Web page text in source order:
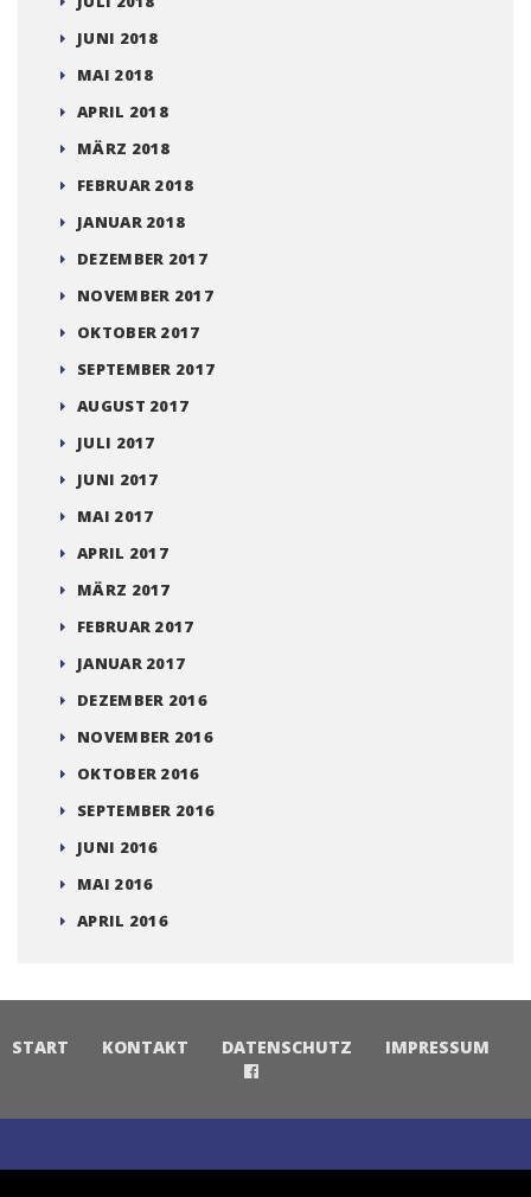
JUNI 2018
MAI 2018
APRIL 2018
MÄRZ 2018
FEBRUAR 2018
JANUAR 2018
DEZEMBER 2017
NOVEMBER 2017
OKTOBER 2017
SEPTEMBER 2017
AUGUST 2017
JULI 2017
JUNI 2017
MAI 2017
APRIL 2017
MÄRZ 2017
FEBRUAR 2017
JANUAR 2017
DEZEMBER 2016
NOVEMBER 2016
OKTOBER 2016
SEPTEMBER 2016
JUNI 2016
MAI 2016
APRIL 2016
START KONTAKT DATENSCHUTZ IMPRESSUM